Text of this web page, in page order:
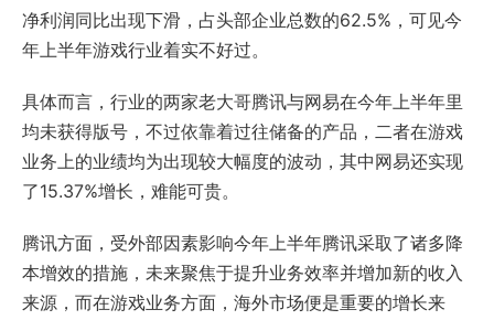
净利润同比出现下滑，占头部企业总数的62.5%，可见今
年上半年游戏行业着实不好过。
具体而言，行业的两家老大哥腾讯与网易在今年上半年里
均未获得版号，不过依靠着过往储备的产品，二者在游戏
业务上的业绩均为出现较大幅度的波动，其中网易还实现
了15.37%增长，难能可贵。
腾讯方面，受外部因素影响今年上半年腾讯采取了诸多降
本增效的措施，未来聚焦于提升业务效率并增加新的收入
来源，而在游戏业务方面，海外市场便是重要的增长来